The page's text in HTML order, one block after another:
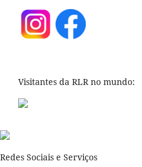
Visitantes da RLR no mundo:
Redes Sociais e Serviços